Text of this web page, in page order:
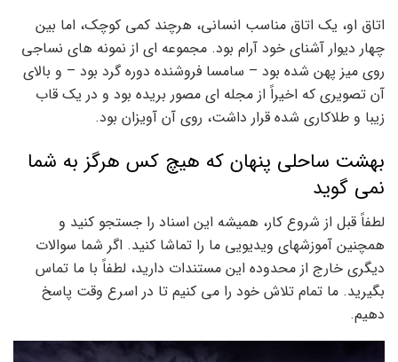
اتاق او، یک اتاق مناسب انسانی، هرچند کمی کوچک، اما بین
چهار دیوار آشنای خود آرام بود. مجموعه ای از نمونه های نساجی
روی میز پهن شده بود – سامسا فروشنده دوره گرد بود – و بالای
آن تصویری که اخیراً از مجله ای مصور بریده بود و در یک قاب
زیبا و طلاکاری شده قرار داشت، روی آن آویزان بود.
بهشت ساحلی پنهان که هیچ کس هرگز به شما
نمی گوید
لطفاً قبل از شروع کار، همیشه این اسناد را جستجو کنید و
همچنین آموزشهای ویدیویی ما را تماشا کنید. اگر شما سوالات
دیگری خارج از محدوده این مستندات دارید، لطفاً با ما تماس
بگیرید. ما تمام تلاش خود را می کنیم تا در اسرع وقت پاسخ
دهیم.